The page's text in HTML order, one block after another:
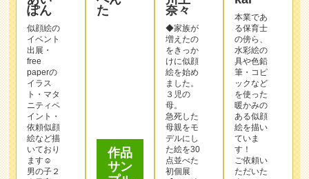
出展・
paperの
イラス
ト・マタ
ニティペ
イント・
依頼似顔
絵など描
いており
ます☺︎
男の子２
人子育て
中の母で
ございま
す。
をきっか
絵を始め
ました。
３児の
母。
急死した
母親をモ
デルにし
た絵を30
点並べた
初個展
【その時
はもうい
なかっ
た】をア
具や色鉛
筆・コピ
ックなど
を使った
暖かみの
ある似顔
絵を描い
ていま
す！
ご依頼い
ただいた
全てのお
客様が笑
顔になれ
る、そん